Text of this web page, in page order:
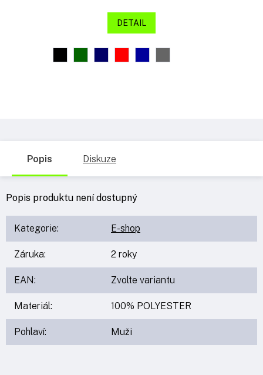
DETAIL
Popis Diskuze
Popis produktu není dostupný
Kategorie: E-shop
Záruka: 2 roky
EAN: Zvolte variantu
Materiál: 100% POLYESTER
Pohlaví: Muži